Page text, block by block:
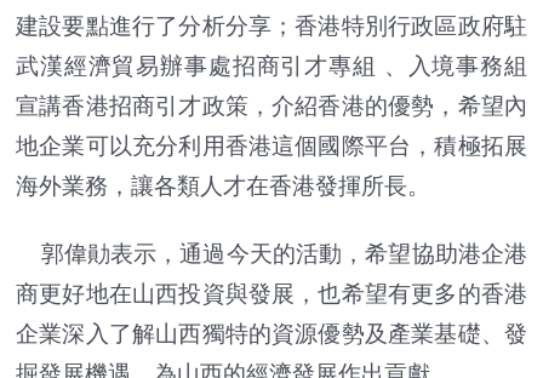
建設要點進行了分析分享；香港特別行政區政府駐
武漢經濟貿易辦事處招商引才專組 、入境事務組
宣講香港招商引才政策，介紹香港的優勢，希望內
地企業可以充分利用香港這個國際平台，積極拓展
海外業務，讓各類人才在香港發揮所長。
郭偉勛表示，通過今天的活動，希望協助港企港
商更好地在山西投資與發展，也希望有更多的香港
企業深入了解山西獨特的資源優勢及產業基礎、發